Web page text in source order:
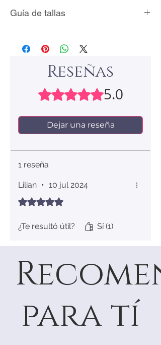
Guía de tallas
(mm)
7 54.4 17.3
8 56.9 18.1
10 62.1
11 64.6 20.6
12 67.2 21.4
Reseñas
Obtuvo 5 de 5 estrellas.
5.0
Dejar una reseña
1 reseña
Lilian • 10 jul 2024
Obtuvo 5 de 5 estrellas.
¿Te resultó útil? Sí (1)
para tí